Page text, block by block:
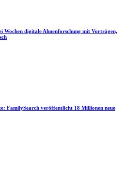
Wochen digitale Ahnenforschung mit Vorträgen,
FamilySearch veröffentlicht 18 Millionen neue